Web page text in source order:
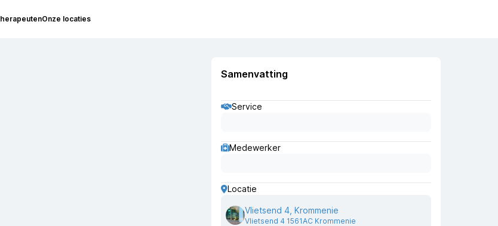
Onze locaties
Samenvatting
Service
Medewerker
Locatie
Vlietsend 4, Krommenie
Vlietsend 4 1561AC Krommenie